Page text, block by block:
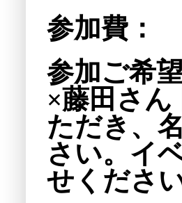
参加費：
参加ご希
×藤田さ
ただき、
さい。イ
せくださ